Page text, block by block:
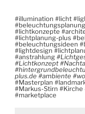
#illumination #licht
#lichtkonzepte
#lichtplanung-plus
#beleuchtungsideen
#lightdesign
#anstrahlung
#Lichtkonzept
plus.de #ambiente
#Masterplan
#Markus-Stirn
#marketplace